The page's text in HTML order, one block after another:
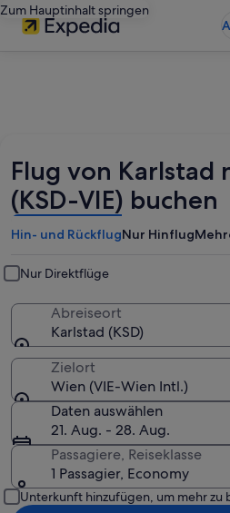
Zum Hauptinhalt springen
Flug von Karlstad
(KSD-VIE) buchen
Hin- und RückflugNur Hinflug
Nur Direktflüge
Abreiseort
Karlstad (KSD)
Zielort
Wien (VIE-Wien Intl.)
Daten auswählen
21. Aug. - 28. Aug.
Passagiere, Reiseklasse
1 Passagier, Economy
Unterkunft hinzufügen, um mehr zu